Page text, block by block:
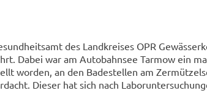
des Land­krei­ses OPR
Dabei war am Au­to­bahn­see Tar­mow ein
wor­den, an den Ba­de­stel­len am
Die­ser hat sich nach